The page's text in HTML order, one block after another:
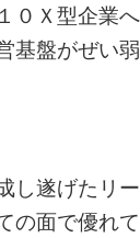
０Ｘ型企業
基盤がぜい弱
し遂げたリ
の面で優れ